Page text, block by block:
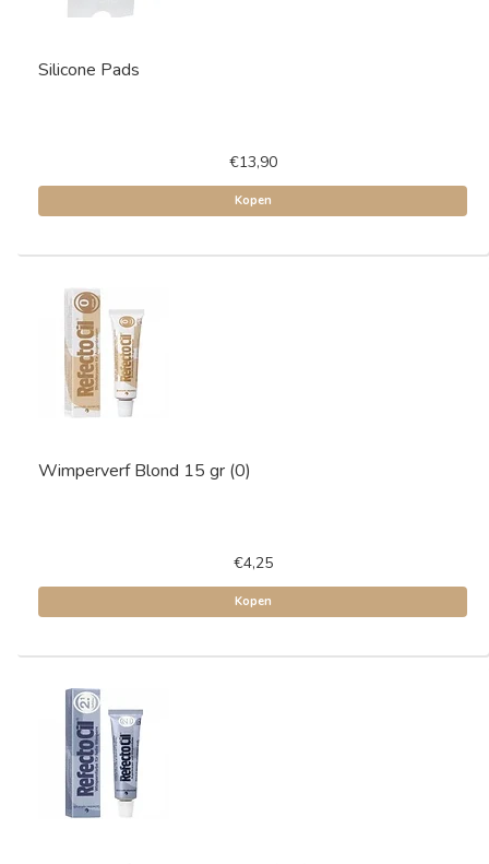
Silicone Pads
€13,90
Kopen
Wimperverf Blond 15 gr (0)
€4,25
Kopen